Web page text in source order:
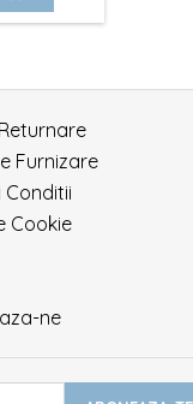
baza
Furnizare
Conditii
Cookie
ne